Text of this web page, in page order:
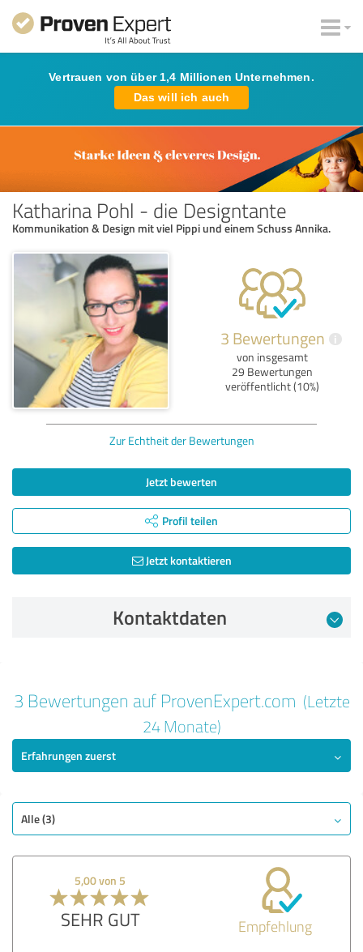
Vertrauen von über 1,4 Millionen Unternehmen.
Das will ich auch
Katharina Pohl - die Designtante
Kommunikation & Design mit viel Pippi und einem Schuss Annika.
3 Bewertungen i
von insgesamt
29 Bewertungen
veröffentlicht (10%)
Zur Echtheit der Bewertungen
Jetzt bewerten
Profil teilen
Jetzt kontaktieren
Kontaktdaten
SEHR GUT
Leistungen
Umsetzung
Beratung
Bewertung anzeigen
3 Bewertungen auf ProvenExpert.com (Letzte
24 Monate)
Erfahrungen zuerst
Alle (3)
5,00 von 5
SEHR GUT Empfehlung